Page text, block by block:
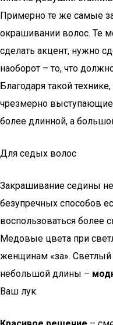
Примерно те же самые
окрашивании волос. Те
сделать акцент, нужно
наоборот – то, что
Благодаря такой
чрезмерно
более длинной, а
Для седых волос
Закрашивание седины не
безупречных способов
воспользоваться более
Медовые цвета при
женщинам «за».
небольшой длины –
Ваш лук.